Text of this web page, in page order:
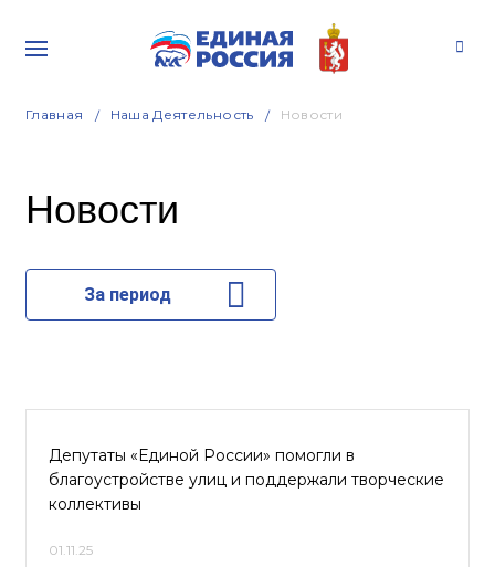
Главная Наша Деятельность Новости
Новости
За период
Депутаты «Единой России» помогли в
благоустройстве улиц и поддержали творческие
коллективы
01.11.25